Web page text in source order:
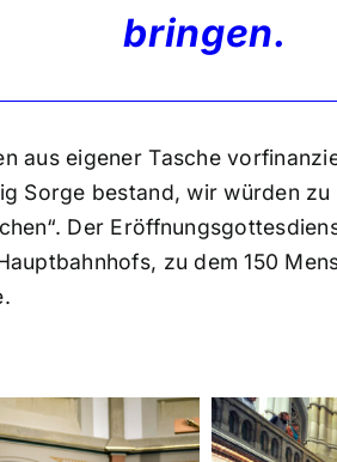
bringen.
aus eigener Tasche
Sorge bestand, wir würden
Der
zu dem 150